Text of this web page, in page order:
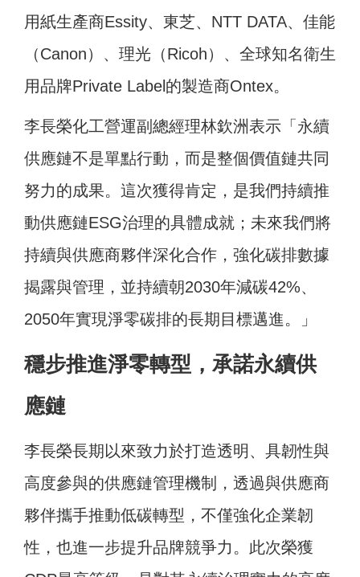
用紙生產商Essity、東芝、NTT DATA、佳能
（Canon）、理光（Ricoh）、全球知名衛生
用品牌Private Label的製造商Ontex。
李長榮化工營運副總經理林欽洲表示「永續
供應鏈不是單點行動，而是整個價值鏈共同
努力的成果。這次獲得肯定，是我們持續推
動供應鏈ESG治理的具體成就；未來我們將
持續與供應商夥伴深化合作，強化碳排數據
揭露與管理，並持續朝2030年減碳42%、
2050年實現淨零碳排的長期目標邁進。」
穩步推進淨零轉型，承諾永續供
應鏈
李長榮長期以來致力於打造透明、具韌性與
高度參與的供應鏈管理機制，透過與供應商
夥伴攜手推動低碳轉型，不僅強化企業韌
性，也進一步提升品牌競爭力。此次榮獲